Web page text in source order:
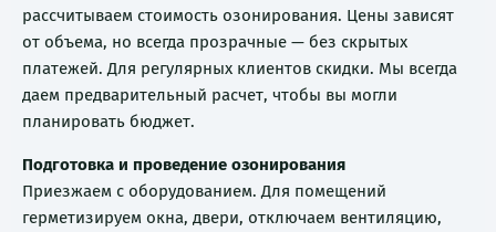
рассчитываем стоимость озонирования. Цены зависят
от объема, но всегда прозрачные — без скрытых
платежей. Для регулярных клиентов скидки. Мы всегда
даем предварительный расчет, чтобы вы могли
планировать бюджет.
Подготовка и проведение озонирования
Приезжаем с оборудованием. Для помещений
герметизируем окна, двери, отключаем вентиляцию,